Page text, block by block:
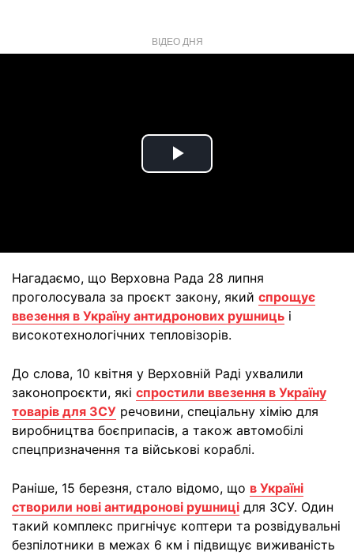
ВІДЕО ДНЯ
Play
Нагадаємо, що Верховна Рада 28 липня
проголосувала за проєкт закону, який спрощує
ввезення в Україну антидронових рушниць і
високотехнологічних тепловізорів.
До слова, 10 квітня у Верховній Раді ухвалили
законопроєкти, які спростили ввезення в Україну
товарів для ЗСУ речовини, спеціальну хімію для
виробництва боєприпасів, а також автомобілі
спецпризначення та військові кораблі.
Раніше, 15 березня, стало відомо, що в Україні
створили нові антидронові рушниці для ЗСУ. Один
такий комплекс пригнічує коптери та розвідувальні
безпілотники в межах 6 км і підвищує виживаність